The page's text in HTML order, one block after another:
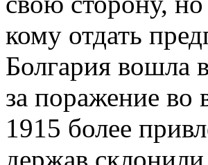
кому отдать
Болгария вошла
за поражение во
1915 более
держав